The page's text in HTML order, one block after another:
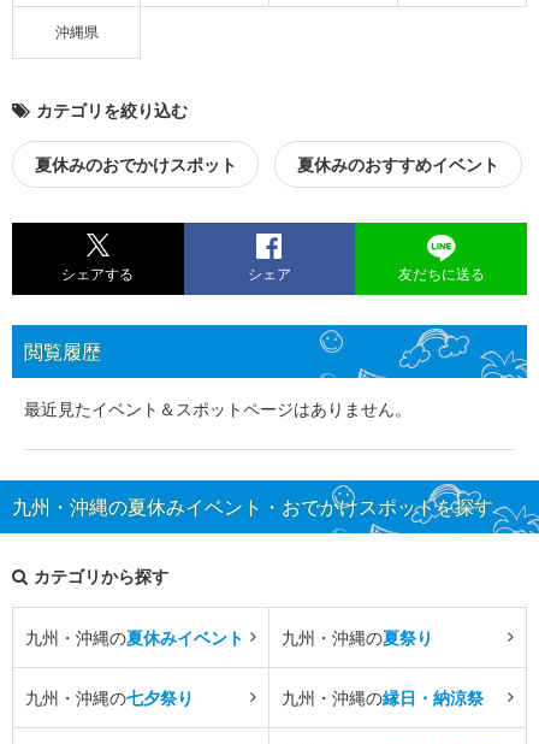
沖縄県
カテゴリを絞り込む
夏休みのおでかけスポット 夏休みのおすすめイベント
シェアする シェア 友だちに送る
閲覧履歴
最近見たイベント＆スポットページはありません。
九州・沖縄の夏休みイベント・おでかけスポットを探す
カテゴリから探す
九州・沖縄の夏休みイベント 九州・沖縄の夏祭り
九州・沖縄の七夕祭り 九州・沖縄の縁日・納涼祭